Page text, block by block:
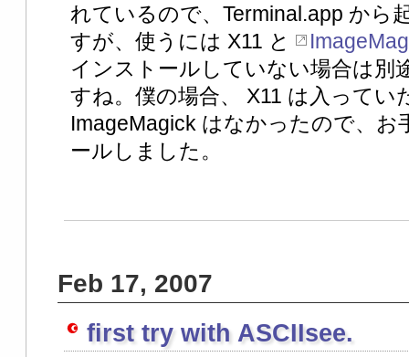
れているので、Terminal.app から
すが、使うには X11 と
インストールしていない場合は別
すね。僕の場合、 X11 は入ってい
ImageMagick はなかったので、お
ールしました。
Feb 17, 2007
first try with ASCIIsee.